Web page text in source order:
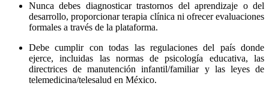
Nunca debes diagnosticar trastornos del aprendizaje o del
desarrollo, proporcionar terapia clínica ni ofrecer evaluaciones
formales a través de la plataforma.
Debe cumplir con todas las regulaciones del país donde
ejerce, incluidas las normas de psicología educativa, las
directrices de manutención infantil/familiar y las leyes de
telemedicina/telesalud en México.